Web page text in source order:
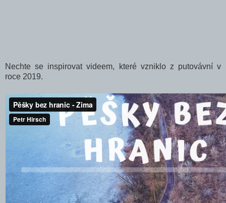
Nechte se inspirovat videem, které vzniklo z putovávní v
roce 2019.